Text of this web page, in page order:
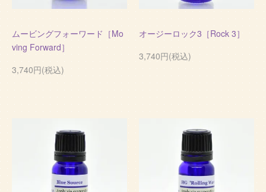
ムービングフォーワード［Mo
ving Forward］
3,740円(税込)
オージーロック3［Rock 3］
3,740円(税込)